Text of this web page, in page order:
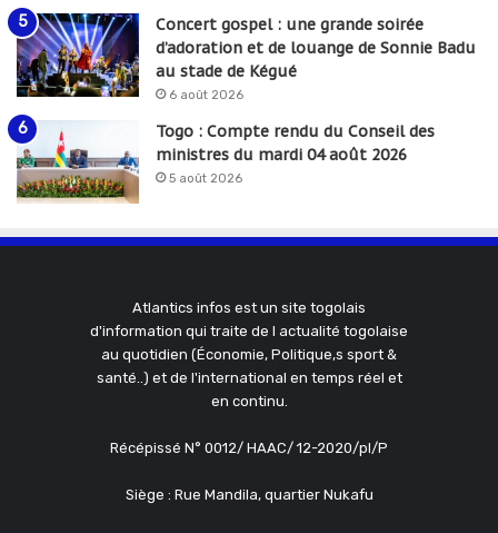
Concert gospel : une grande soirée
d’adoration et de louange de Sonnie Badu
au stade de Kégué
6 août 2026
Togo : Compte rendu du Conseil des
ministres du mardi 04 août 2026
5 août 2026
Atlantics infos est un site togolais
d'information qui traite de l actualité togolaise
au quotidien (Économie, Politique,s sport &
santé..) et de l'international en temps réel et
en continu.
Récépissé N° 0012/ HAAC/ 12-2020/pl/P
Siège : Rue Mandila, quartier Nukafu